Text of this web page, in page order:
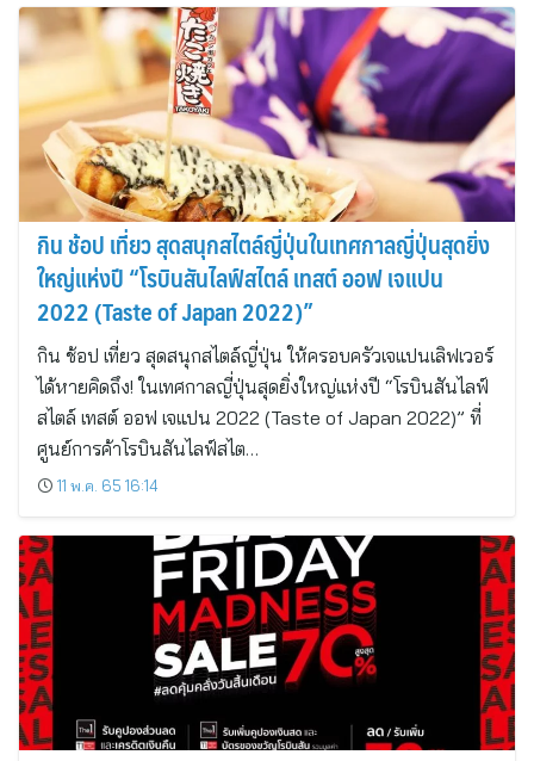
กิน ช้อป เที่ยว สุดสนุกสไตล์ญี่ปุ่นในเทศกาลญี่ปุ่นสุดยิ่ง
ใหญ่แห่งปี “โรบินสันไลฟ์สไตล์ เทสต์ ออฟ เจแปน
2022 (Taste of Japan 2022)”
กิน ช้อป เที่ยว สุดสนุกสไตล์ญี่ปุ่น ให้ครอบครัวเจแปนเลิฟเวอร์
ได้หายคิดถึง! ในเทศกาลญี่ปุ่นสุดยิ่งใหญ่แห่งปี “โรบินสันไลฟ์
สไตล์ เทสต์ ออฟ เจแปน 2022 (Taste of Japan 2022)” ที่
ศูนย์การค้าโรบินสันไลฟ์สไต…
11 พ.ค. 65 16:14